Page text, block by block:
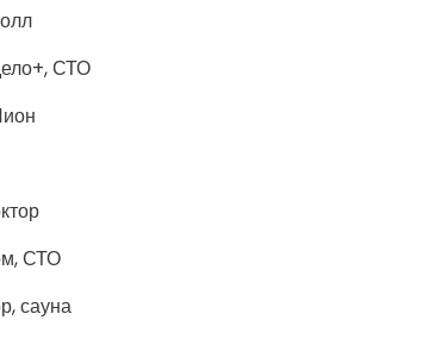
СТО
СТО
сауна